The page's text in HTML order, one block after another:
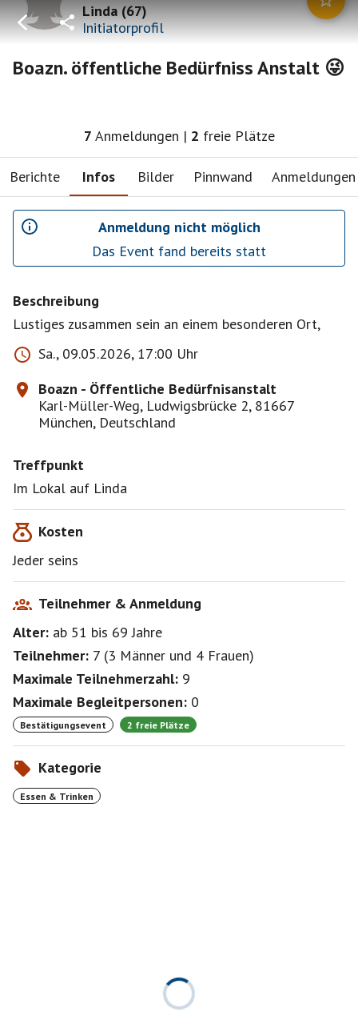
Linda(67)
Initiatorprofil
Boazn. öffentliche Bedürfniss Anstalt 😜
7 Anmeldungen | 2 freie Plätze
Berichte Infos Bilder Pinnwand Anmeldungen
Anmeldung nicht möglich
Das Event fand bereits statt
Beschreibung
Lustiges zusammen sein an einem besonderen Ort,
Sa., 09.05.2026, 17:00 Uhr
Boazn - Öffentliche Bedürfnisanstalt
Karl-Müller-Weg, Ludwigsbrücke 2, 81667
München, Deutschland
Treffpunkt
Im Lokal auf Linda
Kosten
Jeder seins
Teilnehmer & Anmeldung
Alter: ab 51 bis 69Jahre
Teilnehmer: 7 (3 Männer und 4 Frauen)
Maximale Teilnehmerzahl: 9
Maximale Begleitpersonen: 0
Bestätigungsevent 2 freie Plätze
Kategorie
Essen & Trinken